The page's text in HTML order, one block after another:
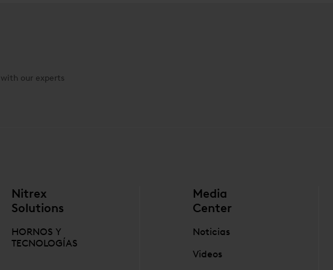
our experts
Nitrex
Solutions
HORNOS Y
TECNOLOGÍAS
Media
Center
Noticias
Videos